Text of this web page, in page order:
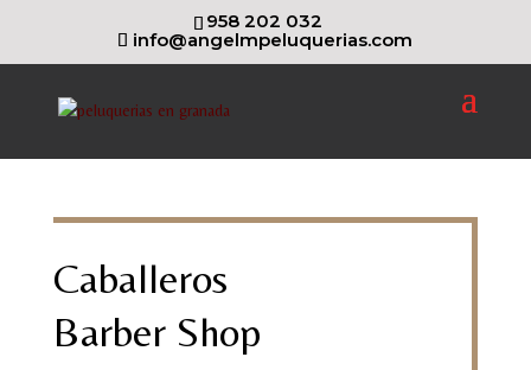
958 202 032
info@angelmpeluquerias.com
Caballeros
Barber Shop